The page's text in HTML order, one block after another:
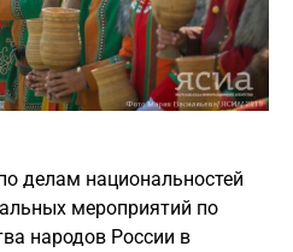
делам национальностей
мероприятий по
народов России в